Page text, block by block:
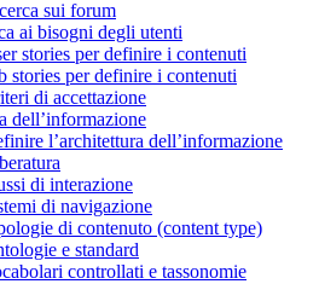
sui forum
ai bisogni degli utenti
stories per definire i contenuti
stories per definire i contenuti
di accettazione
dell’informazione
l’architettura dell’informazione
di interazione
di navigazione
di contenuto (content type)
e standard
controllati e tassonomie